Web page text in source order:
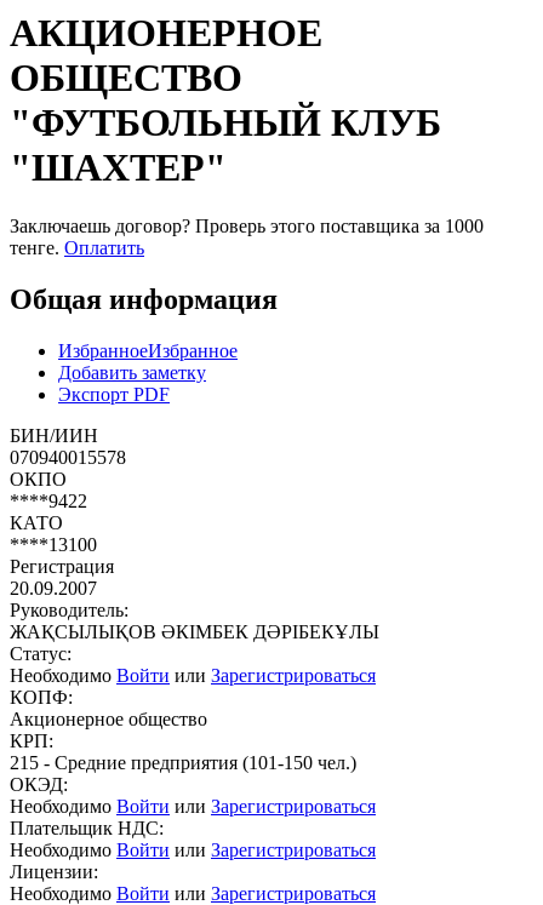
АКЦИОНЕРНОЕ
ОБЩЕСТВО
"ФУТБОЛЬНЫЙ КЛУБ
"ШАХТЕР"
Заключаешь договор? Проверь этого поставщика за 1000
тенге. Оплатить
Общая информация
ИзбранноеИзбранное
Добавить заметку
Экспорт PDF
БИН/ИИН
070940015578
ОКПО
****9422
КАТО
****13100
Регистрация
20.09.2007
Руководитель:
ЖАҚСЫЛЫҚОВ ӘКІМБЕК ДӘРІБЕКҰЛЫ
Статус:
Необходимо Войти или Зарегистрироваться
КОПФ:
Акционерное общество
КРП:
215 - Средние предприятия (101-150 чел.)
ОКЭД:
Необходимо Войти или Зарегистрироваться
Плательщик НДС:
Необходимо Войти или Зарегистрироваться
Лицензии:
Необходимо Войти или Зарегистрироваться